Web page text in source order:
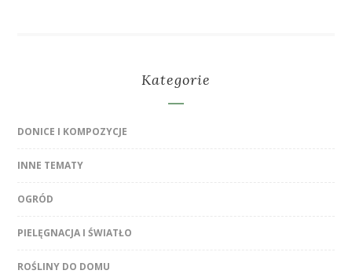
Kategorie
DONICE I KOMPOZYCJE
INNE TEMATY
OGRÓD
PIELĘGNACJA I ŚWIATŁO
ROŚLINY DO DOMU